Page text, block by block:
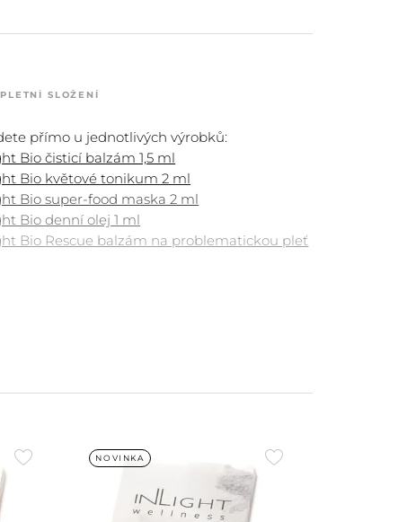
SLOŽENÍ
přímo u jednotlivých výrobků:
Bio čisticí balzám 1,5 ml
Bio květové tonikum 2 ml
Bio super-food maska 2 ml
Bio denní olej 1 ml
Bio Rescue balzám na problematickou pleť
Přidat
NOVINKA
Přidat